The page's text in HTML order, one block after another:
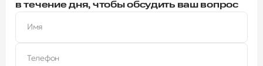
в течение дня, чтобы обсудить ваш вопрос
Имя
Телефон